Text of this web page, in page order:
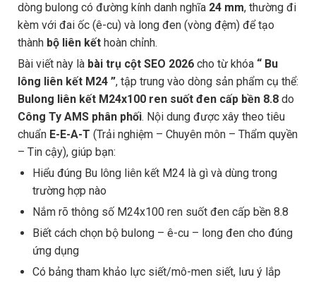
dòng bulong có đường kính danh nghĩa 24 mm, thường đi
kèm với đai ốc (ê-cu) và long đen (vòng đệm) để tạo
thành bộ liên kết hoàn chỉnh.
Bài viết này là bài trụ cột SEO 2026 cho từ khóa “ Bu
lông liên kết M24 ”, tập trung vào dòng sản phẩm cụ thể:
Bulong liên kết M24x100 ren suốt đen cấp bền 8.8 do
Công Ty AMS phân phối. Nội dung được xây theo tiêu
chuẩn E-E-A-T (Trải nghiệm – Chuyên môn – Thẩm quyền
– Tin cậy), giúp bạn:
Hiểu đúng Bu lông liên kết M24 là gì và dùng trong
trường hợp nào
Nắm rõ thông số M24x100 ren suốt đen cấp bền 8.8
Biết cách chọn bộ bulong – ê-cu – long đen cho đúng
ứng dụng
Có bảng tham khảo lực siết/mô-men siết, lưu ý lắp